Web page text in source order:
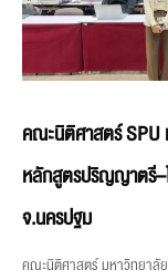
คณะนิติศาสตร์ SPU
หลักสูตรปริญญาตรี–
จ.นครปฐม
คณะนิติศาสตร์ มหาวิทยาลั